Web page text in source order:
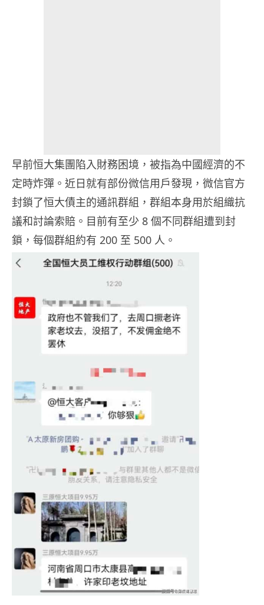
早前恒大集團陷入財務困境，被指為中國經濟的不
定時炸彈。近日就有部份微信用戶發現，微信官方
封鎖了恒大債主的通訊群組，群組本身用於組織抗
議和討論索賠。目前有至少 8 個不同群組遭到封
鎖，每個群組約有 200 至 500 人。